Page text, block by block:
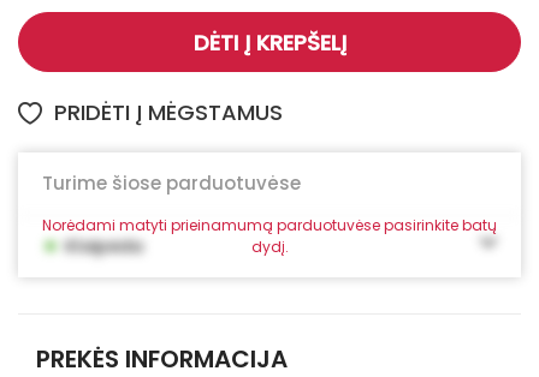
DĖTI Į KREPŠELĮ
PRIDĖTI Į MĖGSTAMUS
Turime šiose parduotuvėse
Norėdami matyti prieinamumą parduotuvėse pasirinkite batų
dydį.
• Klaipėda
PREKĖS INFORMACIJA